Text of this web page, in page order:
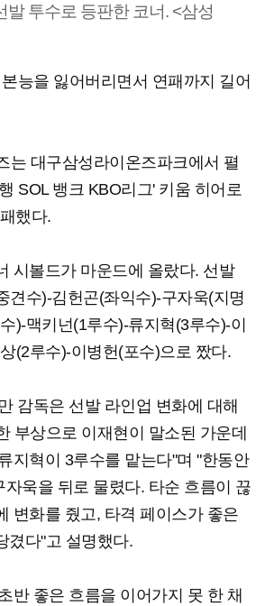
발 투수로 등판한 코너. <삼성
능을 잃어버리면서 연패까지 길어
는 대구삼성라이온즈파크에서 펼
SOL 뱅크 KBO리그' 키움 히어로
했다.
시볼드가 마운드에 올랐다. 선발
견수)-김헌곤(좌익수)-구자욱(지명
)-맥키넌(1루수)-류지혁(3루수)-이
(2루수)-이병헌(포수)으로 짰다.
감독은 선발 라인업 변화에 대해
부상으로 이재현이 말소된 가운데
지혁이 3루수를 맡는다"며 "한동안
자욱을 뒤로 물렸다. 타순 흐름이 끊
변화를 줬고, 타격 페이스가 좋은
겼다"고 설명했다.
반 좋은 흐름을 이어가지 못 한 채